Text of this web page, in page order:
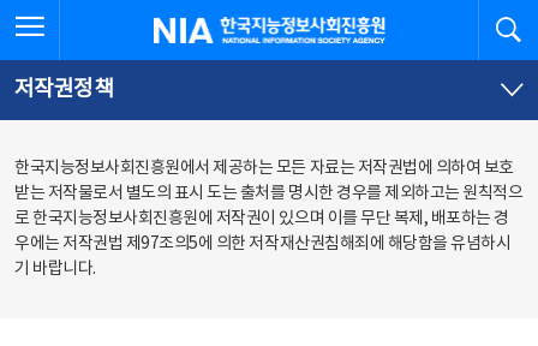
문
로
가
체
뉴
바
가
한국지능정보사회진흥원
저작권정책
한국지능정보사회진흥원에서 제공하는 모든 자료는 저작권법에 의하여 보호
받는 저작물로서 별도의 표시 도는 출처를 명시한 경우를 제외하고는 원칙적으
로 한국지능정보사회진흥원에 저작권이 있으며 이를 무단 복제, 배포하는 경
우에는 저작권법 제97조의5에 의한 저작재산권침해죄에 해당함을 유념하시
기 바랍니다.